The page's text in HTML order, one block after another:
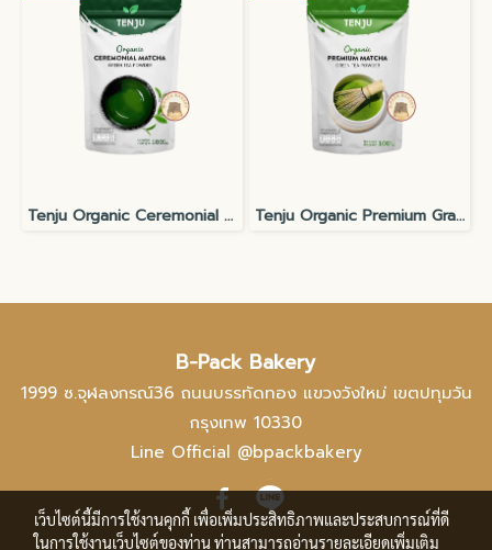
Tenju Organic Ceremonial Grade Matcha Powder 100g Tenju Organic Premium Grade Matcha Powder 100g
B-Pack Bakery
1999 ซ.จุฬลงกรณ์36 ถนนบรรทัดทอง แขวงวังใหม่ เขตปทุมวัน
กรุงเทพ 10330
Line Official @bpackbakery
เว็บไซต์นี้มีการใช้งานคุกกี้ เพื่อเพิ่มประสิทธิภาพและประสบการณ์ที่ดี
ในการใช้งานเว็บไซต์ของท่าน ท่านสามารถอ่านรายละเอียดเพิ่มเติม